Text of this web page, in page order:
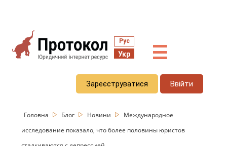
Рус
Укр ☰
Зареєструватися Ввійти
Головна Блог Новини
Международное
исследование показало, что более половины юристов